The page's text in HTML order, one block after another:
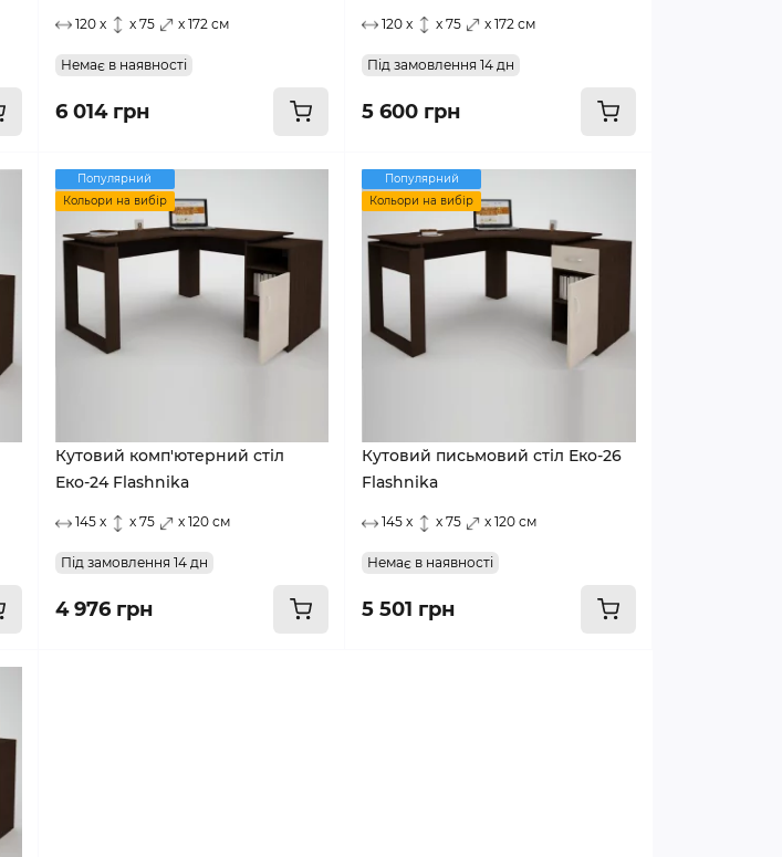
120 x x 75 x 172 см
Немає в наявності
6 014 грн
120 x x 75 x 172 см
Під замовлення 14 дн
5 600 грн
Популярний
Кольори на вибір
Кутовий комп'ютерний стіл
Еко-24 Flashnika
145 x x 75 x 120 см
Під замовлення 14 дн
4 976 грн
Популярний
Кольори на вибір
Кутовий письмовий стіл Еко-26
Flashnika
145 x x 75 x 120 см
Немає в наявності
5 501 грн